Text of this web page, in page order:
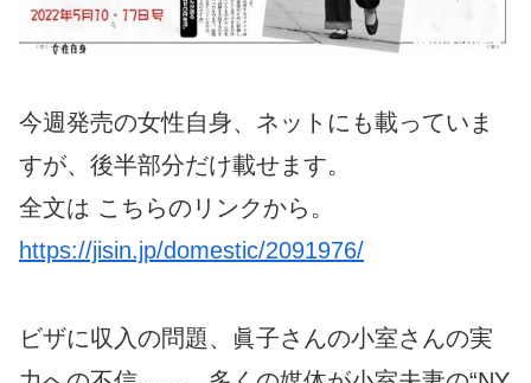
今週発売の女性自身、ネットにも載っていま
すが、後半部分だけ載せます。
全文は こちらのリンクから。
https://jisin.jp/domestic/2091976/
ビザに収入の問題、眞子さんの小室さんの実